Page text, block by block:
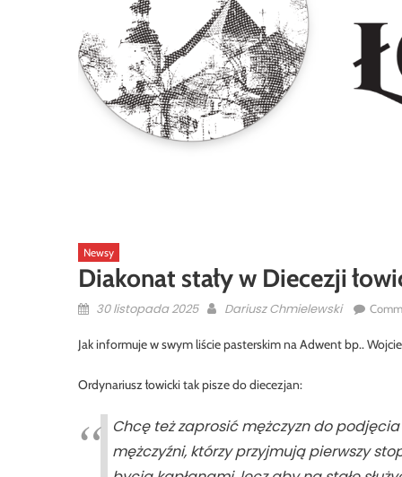
Newsy
Diakonat stały w Diecezji
Posted
30 listopada 2025 Author
Dariusz Chmielewski
Jak informuje w swym liście pasterskim na Adwent bp..
Ordynariusz łowicki tak pisze do diecezjan:
Chcę też zaprosić mężczyzn do
mężczyźni, którzy przyjmują pierwszy